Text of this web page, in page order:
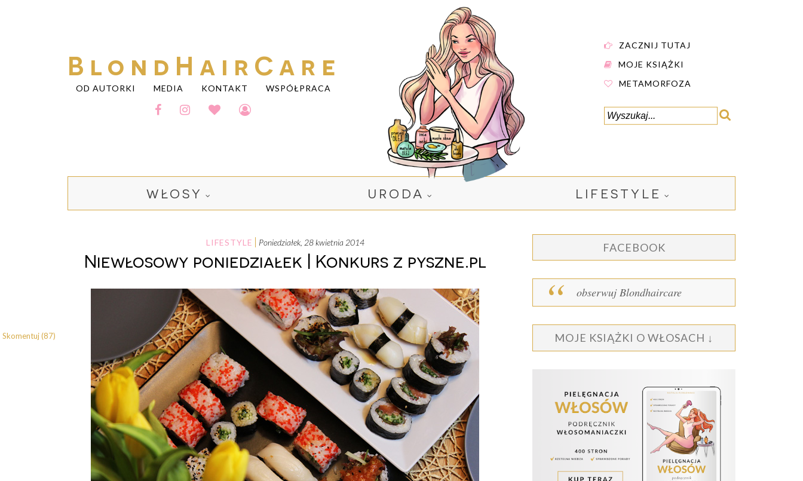
BlondHairCare
OD AUTORKI MEDIA KONTAKT WSPÓŁPRACA
ZACZNIJ TUTAJ
MOJE KSIĄŻKI
METAMORFOZA
WŁOSY URODA LIFESTYLE
LIFESTYLE poniedziałek, 28 kwietnia 2014
Niewłosowy poniedziałek | Konkurs z pyszne.pl
Skomentuj (87)
FACEBOOK
obserwuj Blondhaircare
MOJE KSIĄŻKI O WŁOSACH ↓